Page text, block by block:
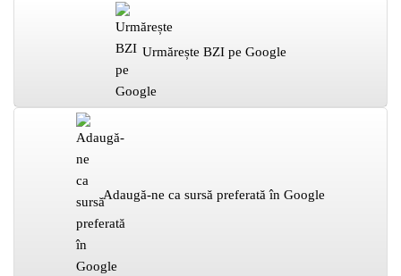
Urmărește BZI pe Google
Adaugă-ne ca sursă preferată în Google